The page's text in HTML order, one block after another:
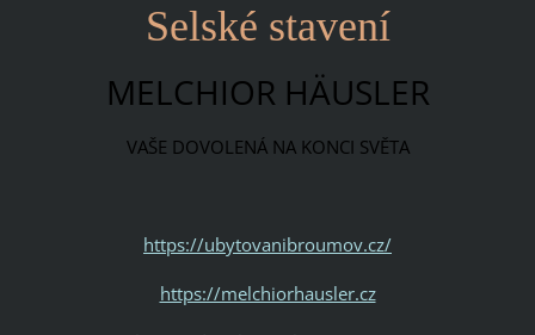
Selské stavení
MELCHIOR HÄUSLER
VAŠE DOVOLENÁ NA KONCI SVĚTA
https://ubytovanibroumov.cz/
https://melchiorhausler.cz